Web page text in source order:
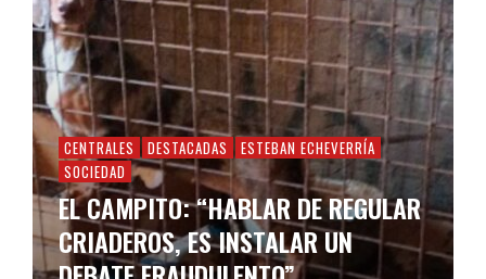
CENTRALES DESTACADAS
ESTEBAN ECHEVERRÍA
SOCIEDAD
EL CAMPITO: “HABLAR DE REGULAR
CRIADEROS, ES INSTALAR UN